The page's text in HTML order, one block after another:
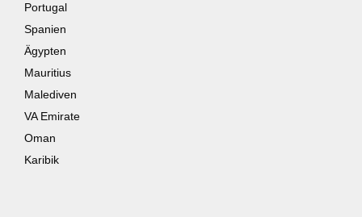
Portugal
Spanien
Ägypten
Mauritius
Malediven
VA Emirate
Oman
Karibik